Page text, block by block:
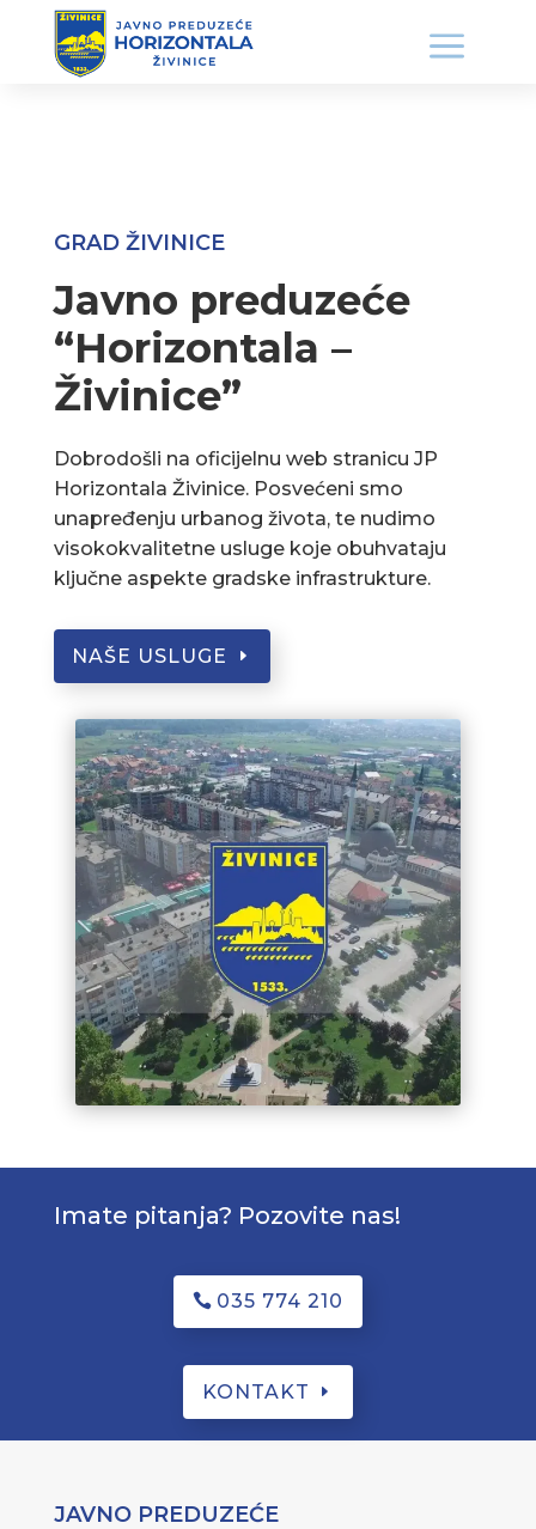
GRAD ŽIVINICE
Javno preduzeće
“Horizontala –
Živinice”
Dobrodošli na oficijelnu web stranicu JP
Horizontala Živinice. Posvećeni smo
unapređenju urbanog života, te nudimo
visokokvalitetne usluge koje obuhvataju
ključne aspekte gradske infrastrukture.
NAŠE USLUGE
Imate pitanja? Pozovite nas!
035 774 210
KONTAKT
JAVNO PREDUZEĆE